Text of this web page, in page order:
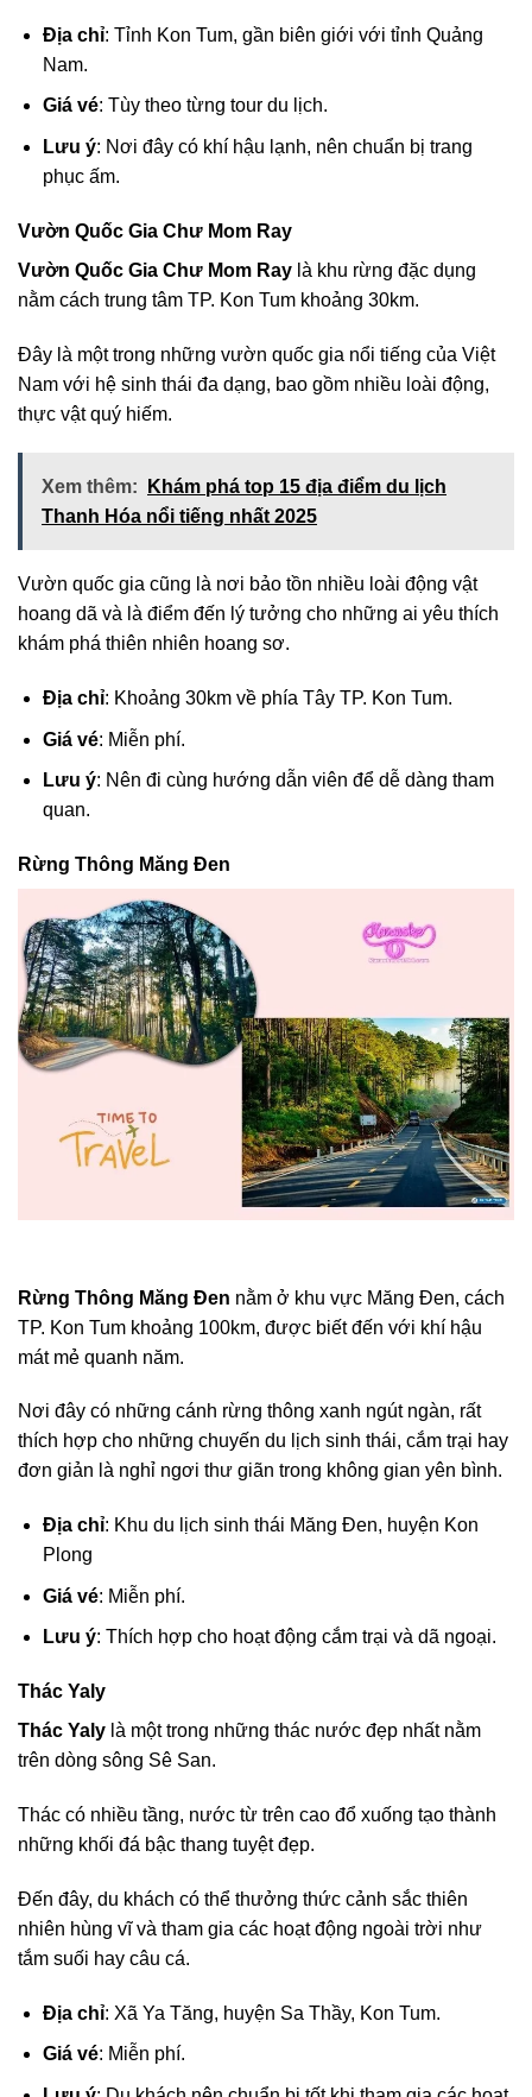
Địa chỉ: Tỉnh Kon Tum, gần biên giới với tỉnh Quảng
Nam.
Giá vé: Tùy theo từng tour du lịch.
Lưu ý: Nơi đây có khí hậu lạnh, nên chuẩn bị trang
phục ấm.
Vườn Quốc Gia Chư Mom Ray
Vườn Quốc Gia Chư Mom Ray là khu rừng đặc dụng
nằm cách trung tâm TP. Kon Tum khoảng 30km.
Đây là một trong những vườn quốc gia nổi tiếng của Việt
Nam với hệ sinh thái đa dạng, bao gồm nhiều loài động,
thực vật quý hiếm.
Xem thêm:
Khám phá top 15 địa điểm du lịch
Thanh Hóa nổi tiếng nhất 2025
Vườn quốc gia cũng là nơi bảo tồn nhiều loài động vật
hoang dã và là điểm đến lý tưởng cho những ai yêu thích
khám phá thiên nhiên hoang sơ.
Địa chỉ: Khoảng 30km về phía Tây TP. Kon Tum.
Giá vé: Miễn phí.
Lưu ý: Nên đi cùng hướng dẫn viên để dễ dàng tham
quan.
Rừng Thông Măng Đen
Rừng Thông Măng Đen nằm ở khu vực Măng Đen, cách
TP. Kon Tum khoảng 100km, được biết đến với khí hậu
mát mẻ quanh năm.
Nơi đây có những cánh rừng thông xanh ngút ngàn, rất
thích hợp cho những chuyến du lịch sinh thái, cắm trại hay
đơn giản là nghỉ ngơi thư giãn trong không gian yên bình.
Địa chỉ: Khu du lịch sinh thái Măng Đen, huyện Kon
Plong
Giá vé: Miễn phí.
Lưu ý: Thích hợp cho hoạt động cắm trại và dã ngoại.
Thác Yaly
Thác Yaly là một trong những thác nước đẹp nhất nằm
trên dòng sông Sê San.
Thác có nhiều tầng, nước từ trên cao đổ xuống tạo thành
những khối đá bậc thang tuyệt đẹp.
Đến đây, du khách có thể thưởng thức cảnh sắc thiên
nhiên hùng vĩ và tham gia các hoạt động ngoài trời như
tắm suối hay câu cá.
Địa chỉ: Xã Ya Tăng, huyện Sa Thầy, Kon Tum.
Giá vé: Miễn phí.